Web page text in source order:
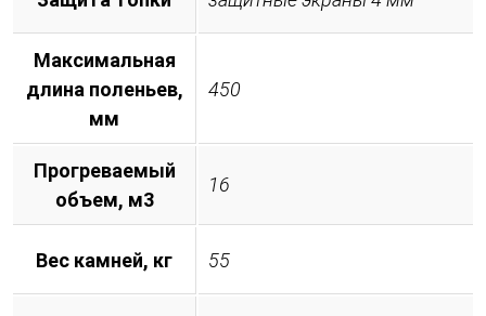
Максимальная
длина поленьев,
мм
450
Прогреваемый
объем, м3
16
Вес камней, кг 55